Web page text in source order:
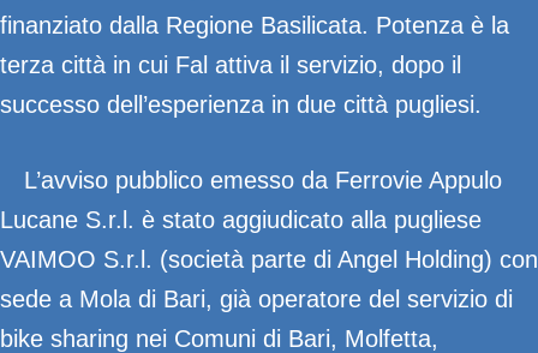
finanziato dalla Regione Basilicata. Potenza è la
terza città in cui Fal attiva il servizio, dopo il
successo dell’esperienza in due città pugliesi.
L’avviso pubblico emesso da Ferrovie Appulo
Lucane S.r.l. è stato aggiudicato alla pugliese
VAIMOO S.r.l. (società parte di Angel Holding) con
sede a Mola di Bari, già operatore del servizio di
bike sharing nei Comuni di Bari, Molfetta,